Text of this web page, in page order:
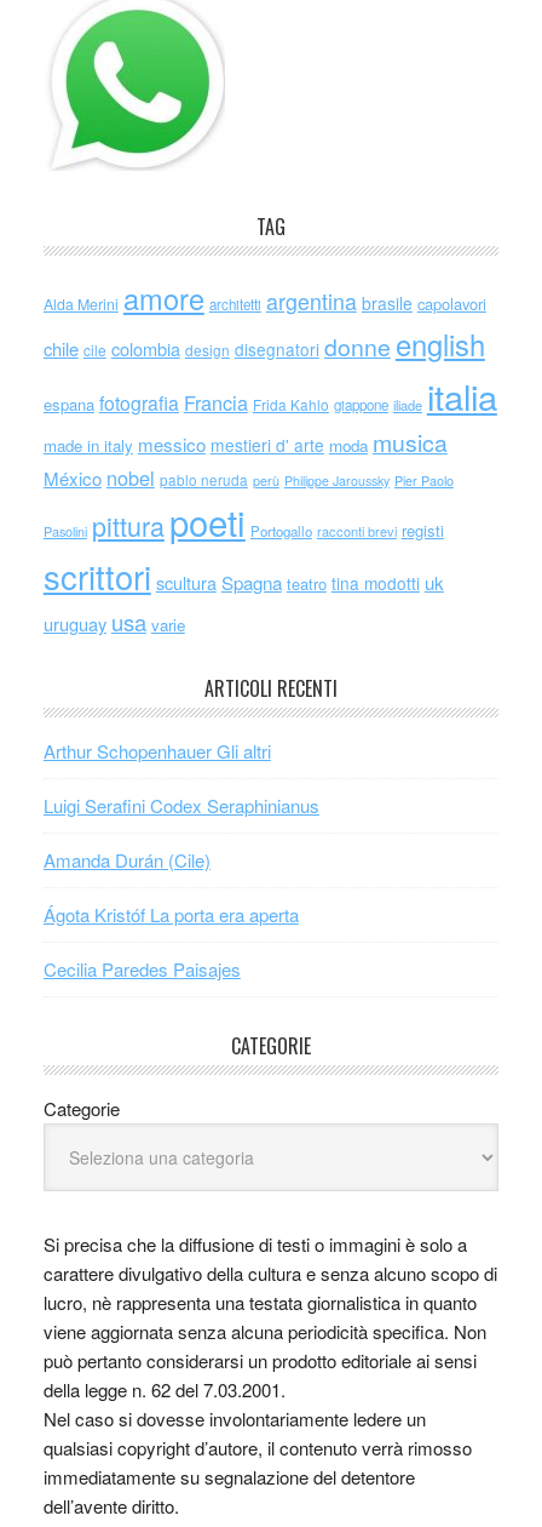
TAG
Alda Merini amore architetti argentina brasile capolavori
chile cile colombia design disegnatori donne english
espana fotografia Francia Frida Kahlo giappone iliade italia
made in italy messico mestieri d' arte moda musica
México nobel pablo neruda perù Philippe Jaroussky Pier Paolo
Pasolini pitturapoeti Portogallo racconti brevi registi
scrittori scultura Spagna teatro tina modotti uk
uruguay usa varie
ARTICOLI RECENTI
Arthur Schopenhauer Gli altri
Luigi Serafini Codex Seraphinianus
Amanda Durán (Cile)
Ágota Kristóf La porta era aperta
Cecilia Paredes Paisajes
CATEGORIE
Categorie
Si precisa che la diffusione di testi o immagini è solo a
carattere divulgativo della cultura e senza alcuno scopo di
lucro, nè rappresenta una testata giornalistica in quanto
viene aggiornata senza alcuna periodicità specifica. Non
può pertanto considerarsi un prodotto editoriale ai sensi
della legge n. 62 del 7.03.2001.
Nel caso si dovesse involontariamente ledere un
qualsiasi copyright d’autore, il contenuto verrà rimosso
immediatamente su segnalazione del detentore
dell’avente diritto.